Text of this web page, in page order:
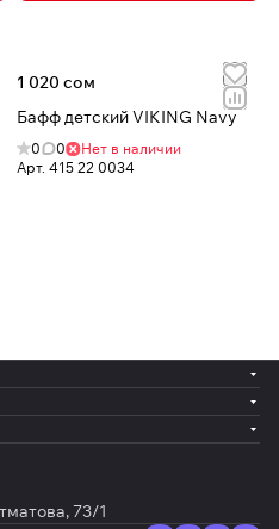
1 020 сом
Бафф детский VIKING Navy
0 0
Нет в наличии
Арт. 415 22 0034
73/1